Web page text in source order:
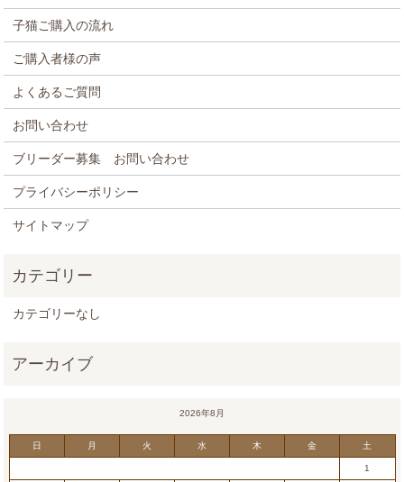
子猫ご購入の流れ
ご購入者様の声
よくあるご質問
お問い合わせ
ブリーダー募集 お問い合わせ
プライバシーポリシー
サイトマップ
カテゴリーなし
2026年8月
日 月 火 水 木 金 土
1